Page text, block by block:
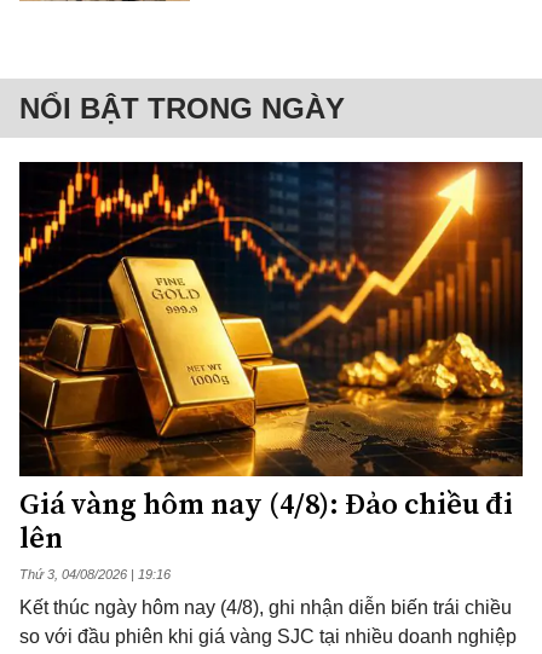
NỔI BẬT TRONG NGÀY
Giá vàng hôm nay (4/8): Đảo chiều đi
lên
Thứ 3, 04/08/2026 | 19:16
Kết thúc ngày hôm nay (4/8), ghi nhận diễn biến trái chiều
so với đầu phiên khi giá vàng SJC tại nhiều doanh nghiệp